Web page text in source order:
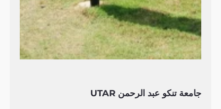
جامعة تنكو عبد الرحمن UTAR